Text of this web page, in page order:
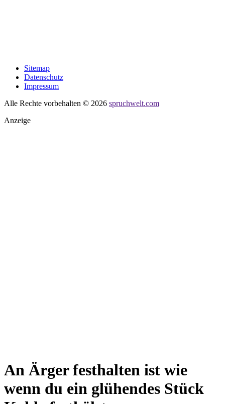
Sitemap
Datenschutz
Impressum
Alle Rechte vorbehalten © 2026 spruchwelt.com
Anzeige
An Ärger festhalten ist wie
wenn du ein glühendes Stück